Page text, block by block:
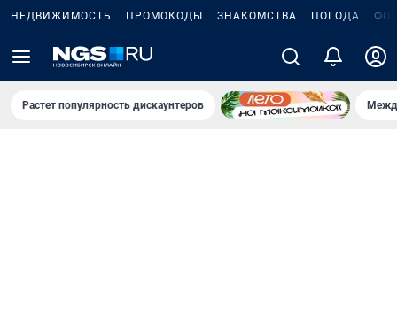
НЕДВИЖИМОСТЬ ПРОМОКОДЫ ЗНАКОМСТВА ПОГОДА
Растет популярность дискаунтеров